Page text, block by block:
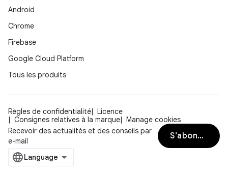
Android
Chrome
Firebase
Google Cloud Platform
Tous les produits
Règles de confidentialité
Licence
Consignes relatives à la marque
Manage cookies
Recevoir des actualités et des conseils par
e-mail
S’abonner